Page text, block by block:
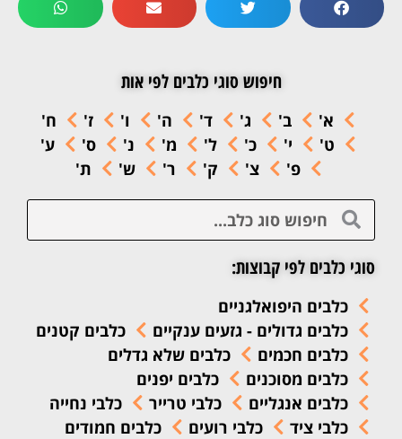
חיפוש סוגי כלבים לפי אות
א' ב' ג' ד' ה' ו' ז'
ח'
ט'
י' כ' ל' מ' נ' ס'
ע'
פ'
צ' ק' ר' ש' ת'
סוגי כלבים לפי קבוצות:
כלבים היפואלגניים
כלבים גדולים - גזעים ענקיים
כלבים קטנים
כלבים חכמים
כלבים שלא גדלים
כלבים מסוכנים
כלבים יפנים
כלבים אנגליים
כלבי טרייר
כלבי נחייה
כלבי ציד
כלבי רועים
כלבים חמודים